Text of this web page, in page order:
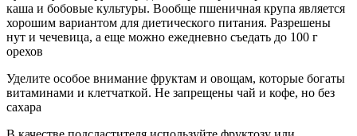
каша и бобовые культуры. Вообще пшеничная крупа является
хорошим вариантом для диетического питания. Разрешены
нут и чечевица, а еще можно ежедневно съедать до 100 г
орехов
Уделите особое внимание фруктам и овощам, которые богаты
витаминами и клетчаткой. Не запрещены чай и кофе, но без
сахара